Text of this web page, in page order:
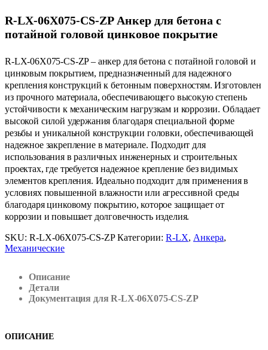
R-LX-06X075-CS-ZP Анкер для бетона с
потайной головой цинковое покрытие
R-LX-06X075-CS-ZP – анкер для бетона с потайной головой и
цинковым покрытием, предназначенный для надежного
крепления конструкций к бетонным поверхностям. Изготовлен
из прочного материала, обеспечивающего высокую степень
устойчивости к механическим нагрузкам и коррозии. Обладает
высокой силой удержания благодаря специальной форме
резьбы и уникальной конструкции головки, обеспечивающей
надежное закрепление в материале. Подходит для
использования в различных инженерных и строительных
проектах, где требуется надежное крепление без видимых
элементов крепления. Идеально подходит для применения в
условиях повышенной влажности или агрессивной среды
благодаря цинковому покрытию, которое защищает от
коррозии и повышает долговечность изделия.
SKU: R-LX-06X075-CS-ZP Категории: R-LX, Анкера,
Механические
Описание
Детали
Документация для R-LX-06X075-CS-ZP
ОПИСАНИЕ